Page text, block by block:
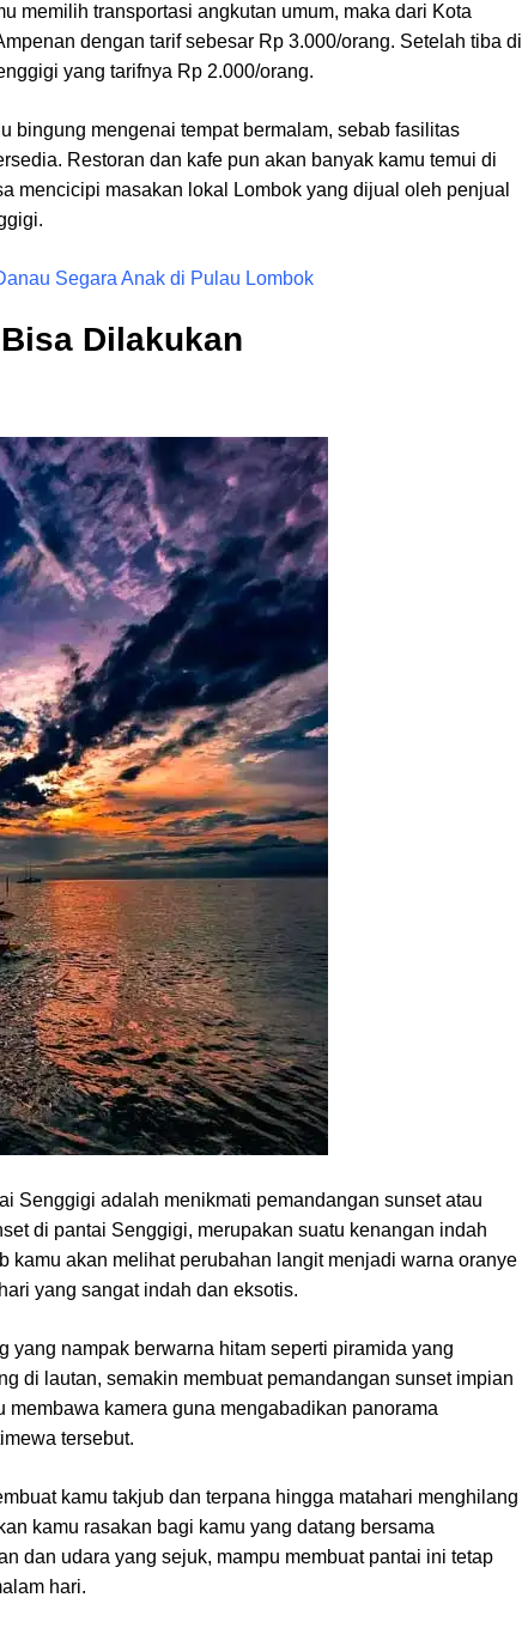
memilih transportasi angkutan umum, maka dari Kota
dengan tarif sebesar Rp 3.000/orang. Setelah tiba di
yang tarifnya Rp 2.000/orang.
bingung mengenai tempat bermalam, sebab fasilitas
Restoran dan kafe pun akan banyak kamu temui di
mencicipi masakan lokal Lombok yang dijual oleh penjual
Segara Anak di Pulau Lombok
Dilakukan
Senggigi adalah menikmati pemandangan sunset atau
di pantai Senggigi, merupakan suatu kenangan indah
kamu akan melihat perubahan langit menjadi warna oranye
yang sangat indah dan eksotis.
yang nampak berwarna hitam seperti piramida yang
di lautan, semakin membuat pemandangan sunset impian
membawa kamera guna mengabadikan panorama
tersebut.
kamu takjub dan terpana hingga matahari menghilang
kamu rasakan bagi kamu yang datang bersama
dan udara yang sejuk, mampu membuat pantai ini tetap
hari.